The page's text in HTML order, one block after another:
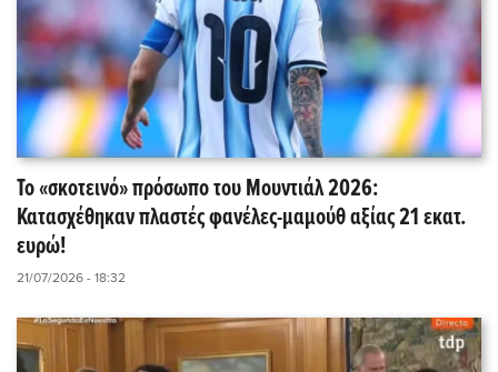
Το «σκοτεινό» πρόσωπο του Μουντιάλ 2026:
Κατασχέθηκαν πλαστές φανέλες-μαμούθ αξίας 21 εκατ.
ευρώ!
21/07/2026 - 18:32